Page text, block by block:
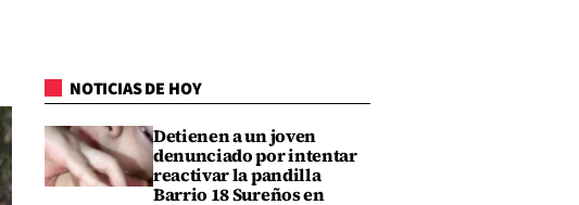
NOTICIAS DE HOY
Detienen a un joven
denunciado por intentar
reactivar la pandilla
Barrio 18 Sureños en